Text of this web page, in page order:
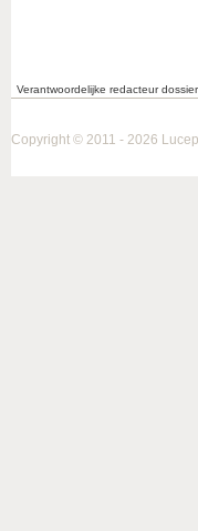
Verantwoordelijke redacteur
Copyright © 2011 - 2026